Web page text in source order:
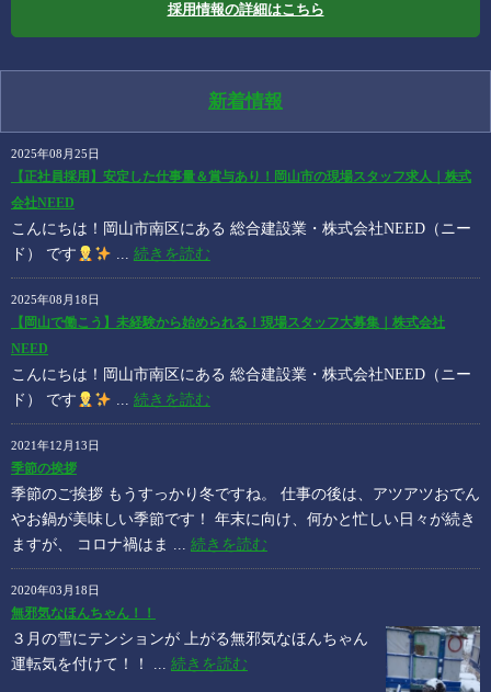
採用情報の詳細はこちら
新着情報
2025年08月25日
【正社員採用】安定した仕事量＆賞与あり！岡山市の現場スタッフ求人｜株式
会社NEED
こんにちは！岡山市南区にある 総合建設業・株式会社NEED（ニー
ド） です
... 続きを読む
2025年08月18日
【岡山で働こう】未経験から始められる！現場スタッフ大募集｜株式会社
NEED
こんにちは！岡山市南区にある 総合建設業・株式会社NEED（ニー
ド） です
... 続きを読む
2021年12月13日
季節の挨拶
季節のご挨拶 もうすっかり冬ですね。 仕事の後は、アツアツおでん
やお鍋が美味しい季節です！ 年末に向け、何かと忙しい日々が続き
ますが、 コロナ禍はま ... 続きを読む
2020年03月18日
無邪気なほんちゃん！！
３月の雪にテンションが 上がる無邪気なほんちゃん
運転気を付けて！！ ... 続きを読む